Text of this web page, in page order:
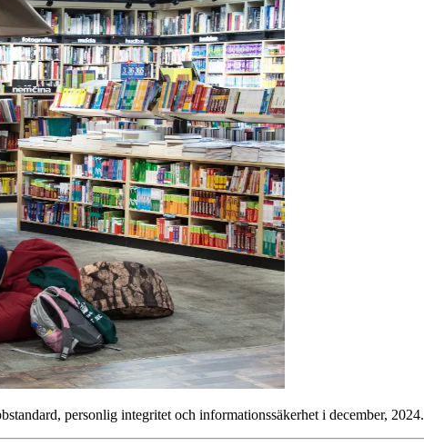
personlig integritet och informationssäkerhet i december, 2024.